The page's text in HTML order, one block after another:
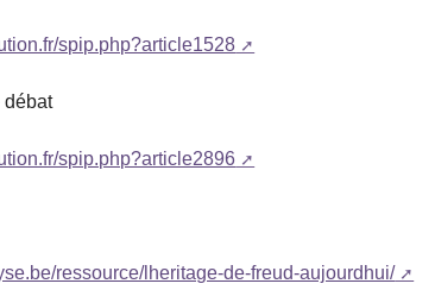
spip.php?article1528
débat
spip.php?article2896
ressource/lheritage-de-freud-aujourdhui/